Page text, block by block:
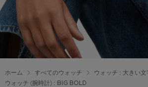
ホーム すべてのウォッチ
ウォッチ : 大きい文
ウォッチ (腕時計) : BIG BOLD